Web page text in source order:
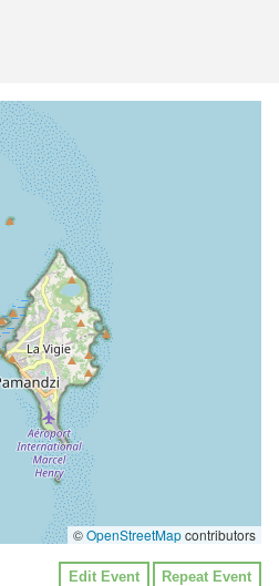
©OpenStreetMapcontributors
Edit Event Repeat Event